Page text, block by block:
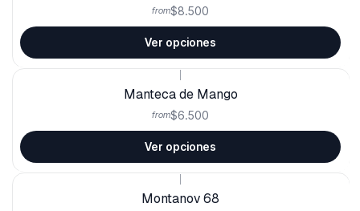
from$8.500
Ver opciones
Manteca de Mango
from$6.500
Ver opciones
Montanov 68